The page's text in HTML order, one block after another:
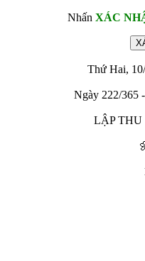
Nhấn XÁC
Thứ Hai,
Ngày 222/365
LẬP THU